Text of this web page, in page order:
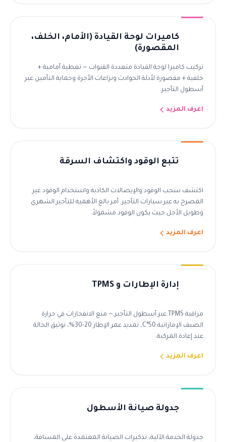
كاميرات لوحة القيادة (الأمام، الخلف،
المقصورة)
تركيب كاميرا لوحة القيادة متعددة القنوات — تغطية أمامية +
خلفية + مقصورة لأدلة الحوادث ونزاعات الأجرة وحماية التأمين عبر
أسطول التأجير.
اعرف المزيد
تتبع الوقود واكتشاف السرقة
اكتشف سحب الوقود والإيصالات الكاذبة واستخدام الوقود غير
المصرح به عبر سيارات التأجير. أمر بالغ الأهمية للتأجير الشهري
وطويل الأجل حيث يكون الوقود مشمولاً.
اعرف المزيد
إدارة الإطارات و TPMS
مراقبة TPMS عبر أسطول التأجير — منع الانفجارات في حرارة
الصيف الإماراتية 50°C، تمديد عمر الإطار 20-30%، توثيق الحالة
عند إعادة المركبة.
اعرف المزيد
جدولة صيانة الأسطول
جدولة الخدمة الآلية، تذكيرات الصيانة المعتمدة على المسافة،